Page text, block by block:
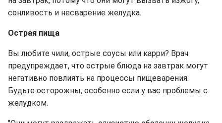
сонливость и несварение желудка.
Острая пища
Вы любите чили, острые соусы или карри? Врач
предупреждает, что острые блюда на завтрак могут
негативно повлиять на процессы пищеварения.
Будьте осторожны, особенно если у вас проблемы с
желудком.